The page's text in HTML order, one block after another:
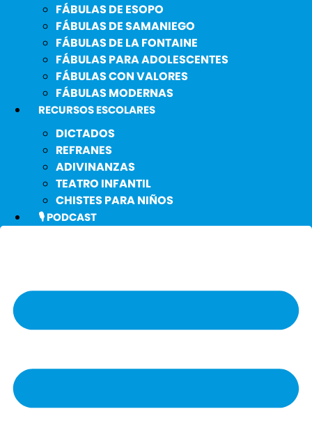
FÁBULAS DE ESOPO
FÁBULAS DE SAMANIEGO
FÁBULAS DE LA FONTAINE
FÁBULAS PARA ADOLESCENTES
FÁBULAS CON VALORES
FÁBULAS MODERNAS
RECURSOS ESCOLARES
DICTADOS
REFRANES
ADIVINANZAS
TEATRO INFANTIL
CHISTES PARA NIÑOS
🎙️ PODCAST